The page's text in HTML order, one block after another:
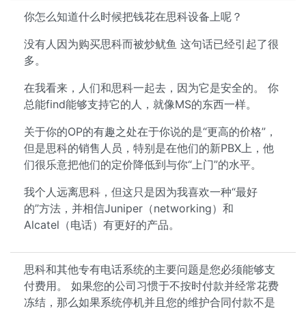
你怎么知道什么时候把钱花在思科设备上呢？
没有人因为购买思科而被炒鱿鱼 这句话已经引起了很
多。
在我看来，人们和思科一起去，因为它是安全的。 你
总能find能够支持它的人，就像MS的东西一样。
关于你的OP的有趣之处在于你说的是“更高的价格”，
但是思科的销售人员，特别是在他们的新PBX上，他
们很乐意把他们的定价降低到与你“上门”的水平。
我个人远离思科，但这只是因为我喜欢一种“最好
的”方法，并相信Juniper（networking）和
Alcatel（电话）有更好的产品。
思科和其他专有电话系统的主要问题是您必须能够支
付费用。 如果您的公司习惯于不按时付款并经常花费
冻结，那么如果系统停机并且您的维护合同付款不是